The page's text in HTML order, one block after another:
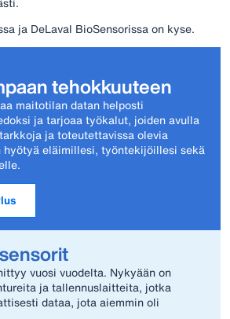
ja DeLaval BioSensorissa on kyse.
tehokkuuteen
maitotilan datan helposti
ja tarjoaa työkalut, joiden avulla
ja toteutettavissa olevia
hyötyä eläimillesi, työntekijöillesi sekä
vuosi vuodelta. Nykyään on
ja tallennuslaitteita, jotka
dataa, jota aiemmin oli